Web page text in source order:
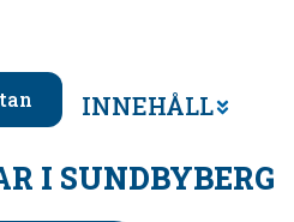
INNEHÅLL
I SUNDBYBERG